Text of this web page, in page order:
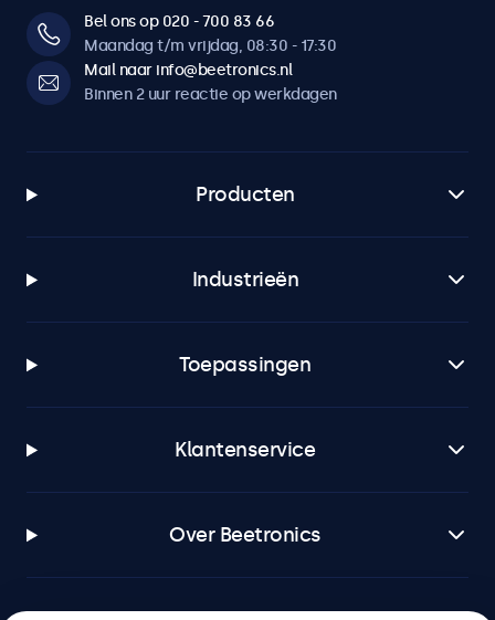
Bel ons op 020 - 700 83 66
Maandag t/m vrijdag, 08:30 - 17:30
Mail naar info@beetronics.nl
Binnen 2 uur reactie op werkdagen
Producten
Industrieën
Toepassingen
Klantenservice
Over Beetronics